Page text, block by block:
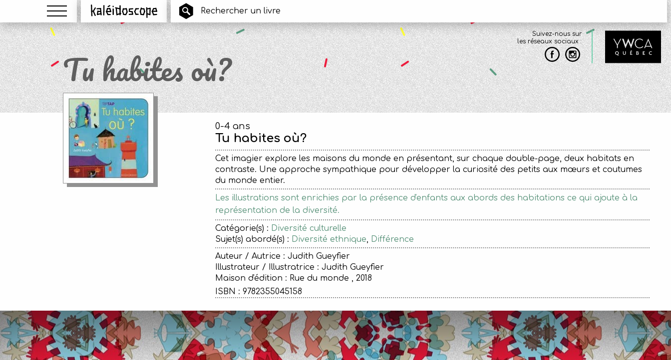
Menu Kaléidoscope
Suivez-nous sur
les réseaux sociaux :
Tu habites où?
0-4 ans
Tu habites où?
Cet imagier explore les maisons du monde en présentant, sur chaque double-page, deux habitats en
contraste. Une approche sympathique pour développer la curiosité des petits aux mœurs et coutumes
du monde entier.
Les illustrations sont enrichies par la présence d'enfants aux abords des habitations ce qui ajoute à la
représentation de la diversité.
Catégorie(s) : Diversité culturelle
Sujet(s) abordé(s) : Diversité ethnique, Différence
Auteur / Autrice : Judith Gueyfier
Illustrateur / Illustratrice : Judith Gueyfier
Maison d'édition : Rue du monde , 2018
ISBN : 9782355045158